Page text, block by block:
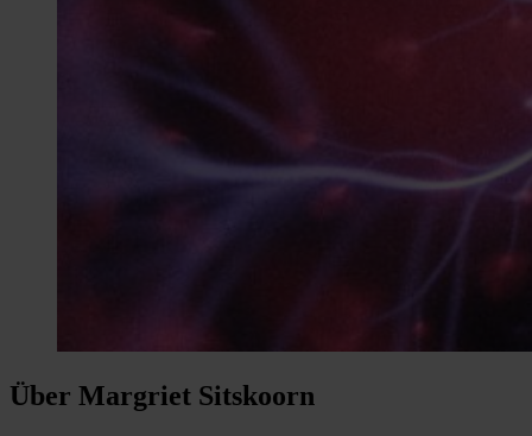
Über Margriet Sitskoorn